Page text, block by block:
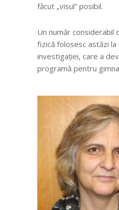
făcut „visul” posibil.
Un număr considerabil
fizică folosesc astăzi la
investigației, care a
programă pentru